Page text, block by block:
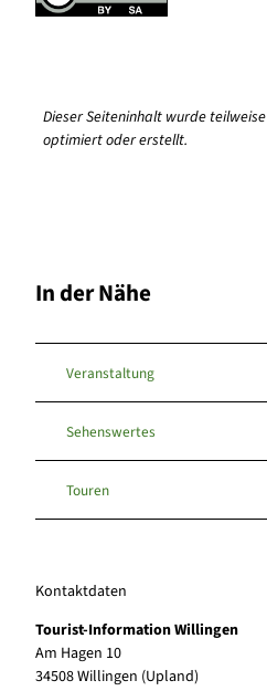
Dieser Seiteninhalt wurde
optimiert oder erstellt.
In der Nähe
Veranstaltung
Sehenswertes
Touren
Kontaktdaten
Tourist-Information Willingen
Am Hagen 10
34508Willingen (Upland)